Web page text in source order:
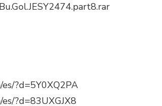
?d=5Y0XQ2PA
?d=83UXGJX8